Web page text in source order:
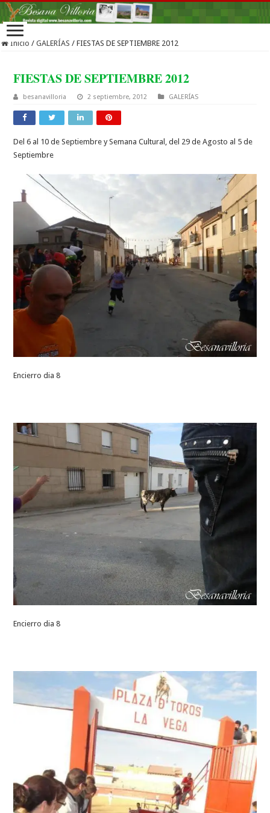
Inicio / GALERÍAS / FIESTAS DE SEPTIEMBRE 2012
FIESTAS DE SEPTIEMBRE 2012
besanavilloria 2 septiembre, 2012 GALERÍAS
Del 6 al 10 de Septiembre y Semana Cultural, del 29 de Agosto al 5 de
Septiembre
Encierro dia 8
Encierro dia 8